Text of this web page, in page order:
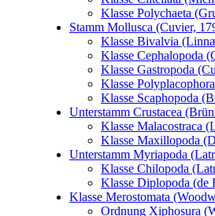
Klasse Polychaeta
Stamm Mollusca (Cuvier,
Klasse Bivalvia
Klasse Cephalopoda
Klasse Gastropoda
Klasse
Klasse Scaphopoda
Unterstamm Crustacea
Klasse Malacostraca
Klasse Maxillopoda
Unterstamm Myriapoda
Klasse Chilopoda
Klasse Diplopoda (de
Klasse Merostomata
Ordnung Xiphosura